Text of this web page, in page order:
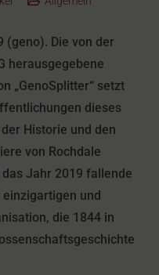
(geno). Die von der
herausgegebene
„GenoSplitter“ setzt
dieses
Historie und den
von Rochdale
Jahr 2019 fallende
und
die 1844 in